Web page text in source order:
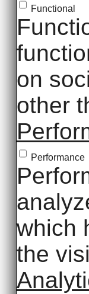
Functional
on
other
Performance
which
the